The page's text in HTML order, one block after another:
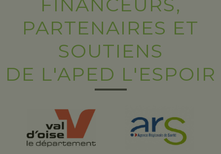
FINANCEURS,
PARTENAIRES ET
SOUTIENS
DE L'APED L'ESPOIR